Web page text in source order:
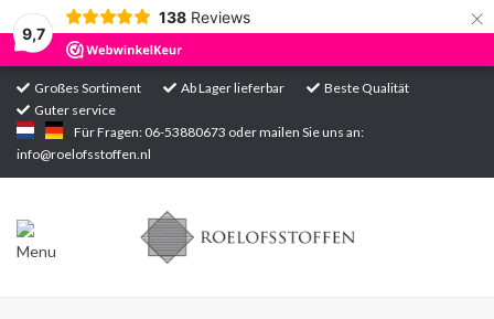
9,7
138 Reviews ×
Großes Sortiment Ab Lager lieferbar
Beste Qualität
Guter service
Für Fragen: 06-53880673 oder mailen Sie uns an:
info@roelofsstoffen.nl
Startseite
Sortiment